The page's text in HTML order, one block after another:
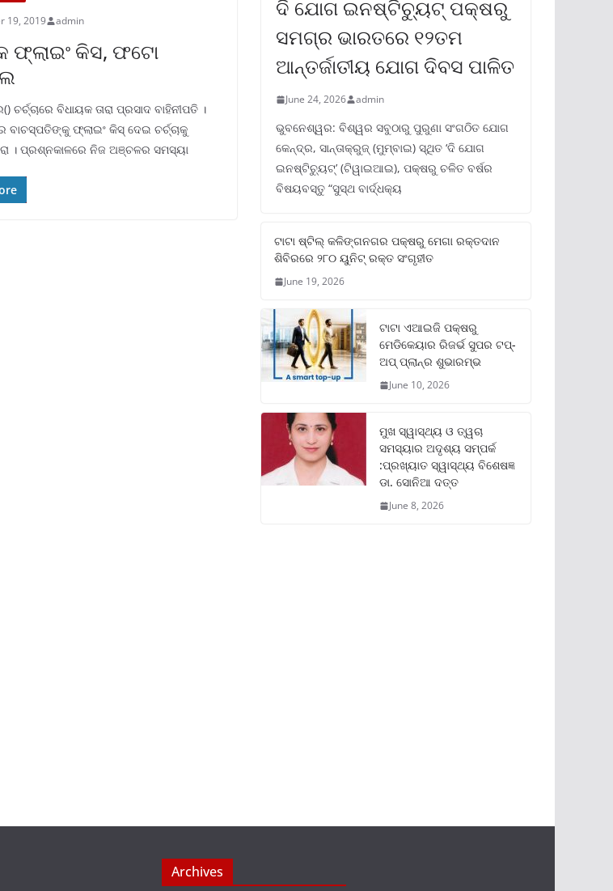
19, 2019 admin
ଫ୍ଲାଇଂ କିସ, ଫଟୋ
ବିଧାୟକ ତାରା ପ୍ରସାଦ ବାହିନୀପତି ।
ବାଚସ୍ପତିଙ୍କୁ ଫ୍ଲାଇଂ କିସ୍ ଦେଇ ଚର୍ଚ୍ଚାକୁ
। ପ୍ରଶ୍ନକାଳରେ ନିଜ ଅଞ୍ଚଳର ସମସ୍ୟା
ଦି ଯୋଗ ଇନଷ୍ଟିଚ୍ୟୁଟ୍ ପକ୍ଷରୁ
ସମଗ୍ର ଭାରତରେ ୧୨ତମ
ଆନ୍ତର୍ଜାତୀୟ ଯୋଗ ଦିବସ ପାଳିତ
June 24, 2026 admin
ଭୁବନେଶ୍ୱର: ବିଶ୍ୱର ସବୁଠାରୁ ପୁରୁଣା ସଂଗଠିତ ଯୋଗ
କେନ୍ଦ୍ର, ସାନ୍ତାକ୍ରୁଜ୍ (ମୁମ୍ବାଇ) ସ୍ଥିତ ‘ଦି ଯୋଗ
ଇନଷ୍ଟିଚ୍ୟୁଟ୍‌’ (ଟିୱାଇଆଇ), ପକ୍ଷରୁ ଚଳିତ ବର୍ଷର
ବିଷୟବସ୍ତୁ “ସୁସ୍ଥ ବାର୍ଦ୍ଧକ୍ୟ
ଟାଟା ଷ୍ଟିଲ୍‌ କଳିଙ୍ଗନଗର ପକ୍ଷରୁ ମେଗା ରକ୍ତଦାନ
ଶିବିରରେ ୨୮୦ ୟୁନିଟ୍‌ ରକ୍ତ ସଂଗୃହୀତ
June 19, 2026
ଟାଟା ଏଆଇଜି ପକ୍ଷରୁ
ମେଡିକେୟାର ରିଜର୍ଭ ସୁପର ଟପ୍‌-
ଅପ୍ ପ୍ଲାନ୍‌ର ଶୁଭାରମ୍ଭ
June 10, 2026
ମୁଖ ସ୍ୱାସ୍ଥ୍ୟ ଓ ତ୍ୱଚା
ସମସ୍ୟାର ଅଦୃଶ୍ୟ ସମ୍ପର୍କ
:ପ୍ରଖ୍ୟାତ ସ୍ୱାସ୍ଥ୍ୟ ବିଶେଷଜ୍ଞ
ଡା. ସୋନିଆ ଦତ୍ତ
June 8, 2026
Archives